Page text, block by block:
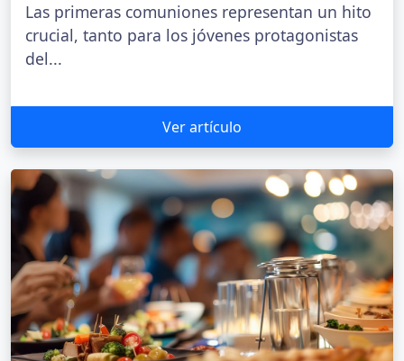
Las primeras comuniones representan un hito
crucial, tanto para los jóvenes protagonistas
del...
Ver artículo